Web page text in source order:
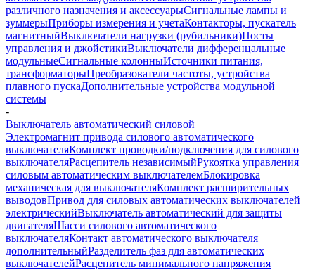
различного назначения и аксессуарыСигнальные лампы и
зуммерыПриборы измерения и учетаКонтакторы, пускатель
магнитныйВыключатели нагрузки (рубильники)Посты
управления и джойстикиВыключатели дифференцальные
модульныеСигнальные колонныИсточники питания,
трансформаторыПреобразователи частоты, устройства
плавного пускаДополнительные устройства модульной
системы
-
Выключатель автоматический силовой
Электромагнит привода силового автоматического
выключателяКомплект проводки/подключения для силового
выключателяРасцепитель независимыйРукоятка управления
силовым автоматическим выключателемБлокировка
механическая для выключателяКомплект расширительных
выводовПривод для силовых автоматических выключателей
электрическийВыключатель автоматический для защиты
двигателяШасси силового автоматического
выключателяКонтакт автоматического выключателя
дополнительныйРазделитель фаз для автоматических
выключателейРасцепитель минимального напряжения